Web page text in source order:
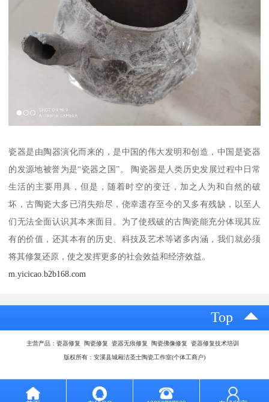
瓷器是由陶器演化而来的，是中国的伟大发明和创造，中国是瓷器
的发源地被誉为是“瓷器之国”。 陶瓷器是人类历史发展过程中日常
生活的主要用具，但是，随着时空的变迁，加之人为和自然的破
坏，古陶瓷大多已消失殆尽，侥幸遗存至今的又多有残缺，以至人
们无法全面认识其本来面目。为了使残破的古陶瓷能充分体现其应
有的价值，还其本有的历史、科技及艺术等诸多内涵，我们就必须
将其修复还原，使之发挥更多的社会效益和经济效益。
m.yicicao.b2b168.com
Top
主营产品：瓷器修复 陶瓷修复 瓷器无痕修复 陶瓷佛像修复 瓷器修复技术培训
版权所有：安溪县城厢洁圣士陶瓷工作室(个体工商户)